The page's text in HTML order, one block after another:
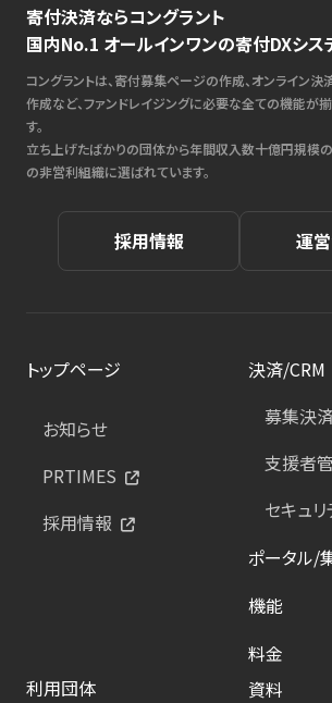
寄付決済ならコングラント
国内No.1 オールインワンの寄付DXシス
コングラントは、寄付募集ページの作成、オンライン決
作成など、ファンドレイジングに必要な全ての機能が
す。
立ち上げたばかりの団体から年間収入数十億円規模
の非営利組織に選ばれています。
採用情報 運
トップページ
お知らせ
PRTIMES
採用情報
決済/CRM
募集決
支援者
セキュリ
ポータル/
機能
料金
利用団体
資料